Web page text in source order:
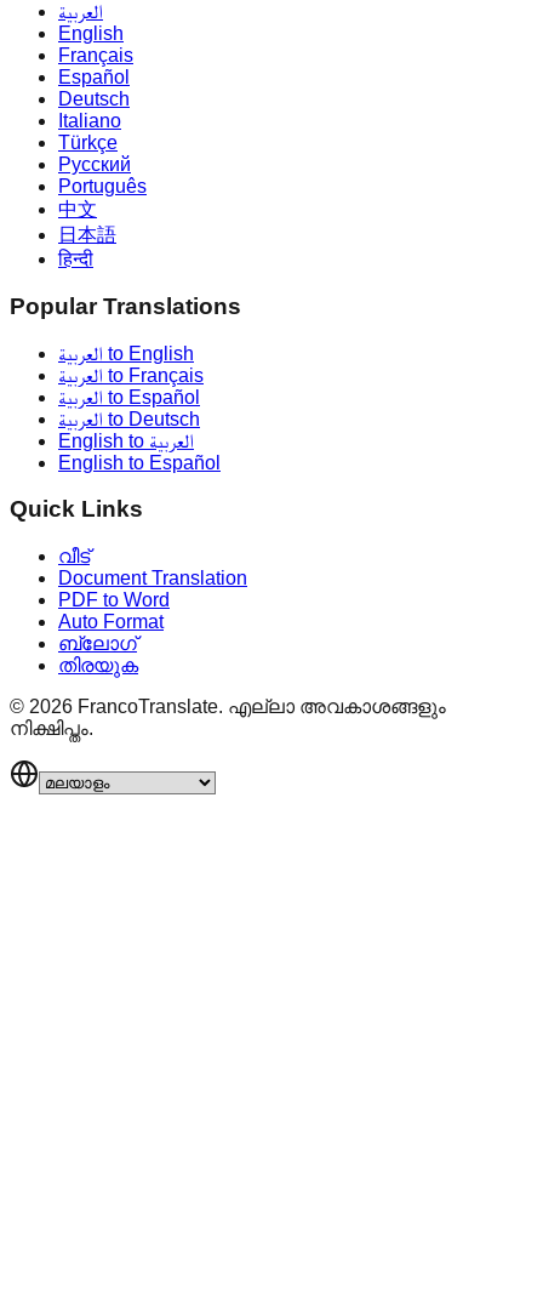
العربية
English
Français
Español
Deutsch
Italiano
Türkçe
Русский
Português
中文
日本語
हिन्दी
Popular Translations
العربية to English
العربية to Français
العربية to Español
العربية to Deutsch
English to العربية
English to Español
Quick Links
വീട്
Document Translation
PDF to Word
Auto Format
ബ്ലോഗ്
തിരയുക
© 2026 FrancoTranslate. എല്ലാ അവകാശങ്ങളും
നിക്ഷിപ്തം.